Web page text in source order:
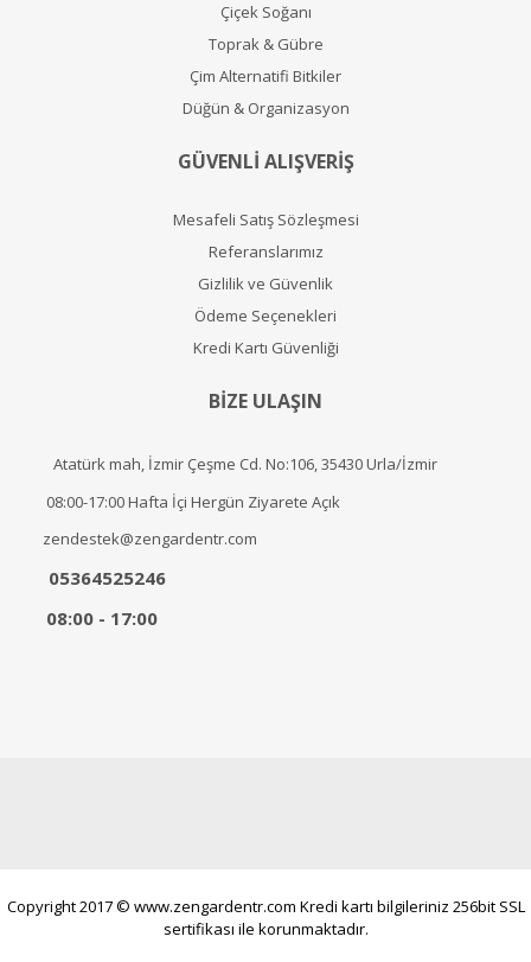
Çiçek Soğanı
Toprak & Gübre
Çim Alternatifi Bitkiler
Düğün & Organizasyon
GÜVENLİ ALIŞVERİŞ
Mesafeli Satış Sözleşmesi
Referanslarımız
Gizlilik ve Güvenlik
Ödeme Seçenekleri
Kredi Kartı Güvenliği
BİZE ULAŞIN
Atatürk mah, İzmir Çeşme Cd. No:106, 35430 Urla/İzmir
08:00-17:00 Hafta İçi Hergün Ziyarete Açık
zendestek@zengardentr.com
05364525246
08:00 - 17:00
Copyright 2017 © www.zengardentr.com Kredi kartı bilgileriniz 256bit SSL
sertifikası ile korunmaktadır.